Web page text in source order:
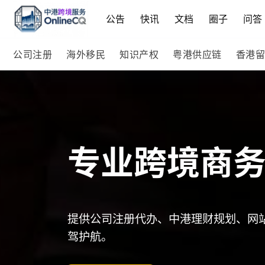
公告 快讯 文档 圈子 问答
公司注册 海外移民 知识产权 粤港供应链 香港
专业跨境商
提供公司注册代办、中港理财规划、
驾护航。